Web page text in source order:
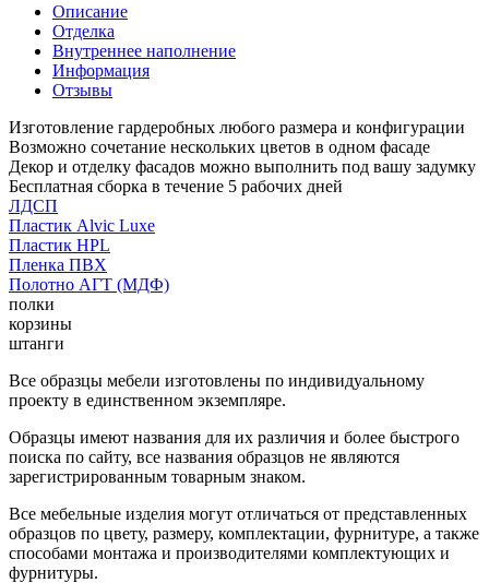
Описание
Отделка
Внутреннее наполнение
Информация
Отзывы
Изготовление гардеробных любого размера и конфигурации
Возможно сочетание нескольких цветов в одном фасаде
Декор и отделку фасадов можно выполнить под вашу задумку
Бесплатная сборка в течение 5 рабочих дней
ЛДСП
Пластик Alvic Luxe
Пластик HPL
Пленка ПВХ
Полотно АГТ (МДФ)
полки
корзины
штанги
Все образцы мебели изготовлены по индивидуальному
проекту в единственном экземпляре.
Образцы имеют названия для их различия и более быстрого
поиска по сайту, все названия образцов не являются
зарегистрированным товарным знаком.
Все мебельные изделия могут отличаться от представленных
образцов по цвету, размеру, комплектации, фурнитуре, а также
способами монтажа и производителями комплектующих и
фурнитуры.